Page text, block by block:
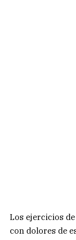
Los ejercicios
con dolores de